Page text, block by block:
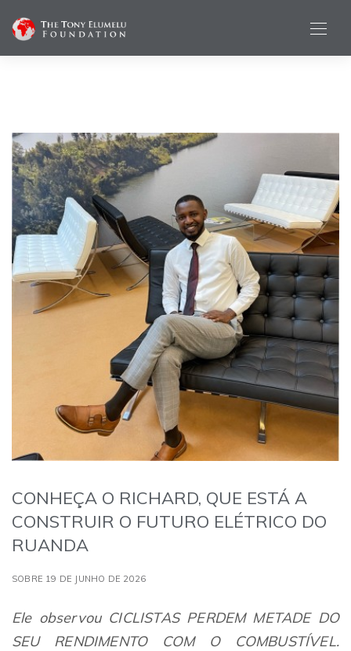
CONHEÇA O RICHARD, QUE ESTÁ A
CONSTRUIR O FUTURO ELÉTRICO DO
RUANDA
SOBRE 19 DE JUNHO DE 2026
Ele observou CICLISTASPERDEM METADE DO
SEU RENDIMENTO COM O COMBUSTÍVEL.